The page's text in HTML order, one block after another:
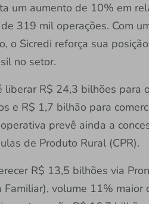
um aumento de 10% em
319 mil operações. Com
o Sicredi reforça sua
no setor.
R$ 24,3 bilhões para
e R$ 1,7 bilhão para
prevê ainda a
de Produto Rural (CPR).
R$ 13,5 bilhões via
volume 11% maior